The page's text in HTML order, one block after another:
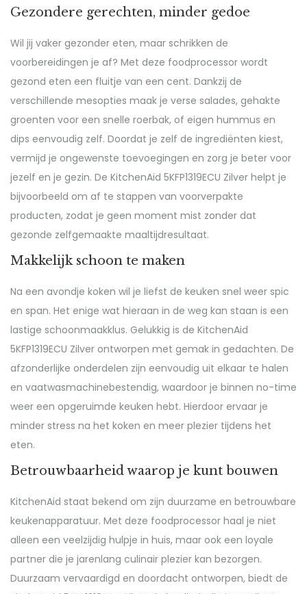
Gezondere gerechten, minder gedoe
Wil jij vaker gezonder eten, maar schrikken de
voorbereidingen je af? Met deze foodprocessor wordt
gezond eten een fluitje van een cent. Dankzij de
verschillende mesopties maak je verse salades, gehakte
groenten voor een snelle roerbak, of eigen hummus en
dips eenvoudig zelf. Doordat je zelf de ingrediënten kiest,
vermijd je ongewenste toevoegingen en zorg je beter voor
jezelf en je gezin. De KitchenAid 5KFP1319ECU Zilver helpt je
bijvoorbeeld om af te stappen van voorverpakte
producten, zodat je geen moment mist zonder dat
gezonde zelfgemaakte maaltijdresultaat.
Makkelijk schoon te maken
Na een avondje koken wil je liefst de keuken snel weer spic
en span. Het enige wat hieraan in de weg kan staan is een
lastige schoonmaakklus. Gelukkig is de KitchenAid
5KFP1319ECU Zilver ontworpen met gemak in gedachten. De
afzonderlijke onderdelen zijn eenvoudig uit elkaar te halen
en vaatwasmachinebestendig, waardoor je binnen no-time
weer een opgeruimde keuken hebt. Hierdoor ervaar je
minder stress na het koken en meer plezier tijdens het
eten.
Betrouwbaarheid waarop je kunt bouwen
KitchenAid staat bekend om zijn duurzame en betrouwbare
keukenapparatuur. Met deze foodprocessor haal je niet
alleen een veelzijdig hulpje in huis, maar ook een loyale
partner die je jarenlang culinair plezier kan bezorgen.
Duurzaam vervaardigd en doordacht ontworpen, biedt de